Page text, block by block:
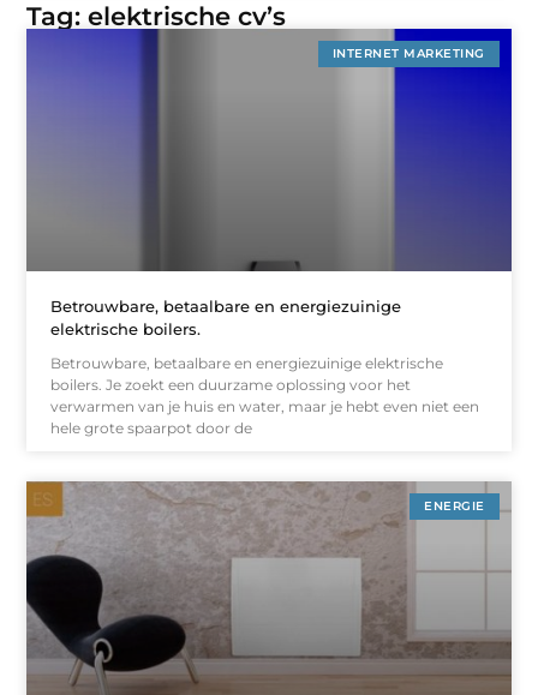
Tag: elektrische cv’s
INTERNET MARKETING
Betrouwbare, betaalbare en energiezuinige
elektrische boilers.
Betrouwbare, betaalbare en energiezuinige elektrische
boilers. Je zoekt een duurzame oplossing voor het
verwarmen van je huis en water, maar je hebt even niet een
hele grote spaarpot door de
ENERGIE